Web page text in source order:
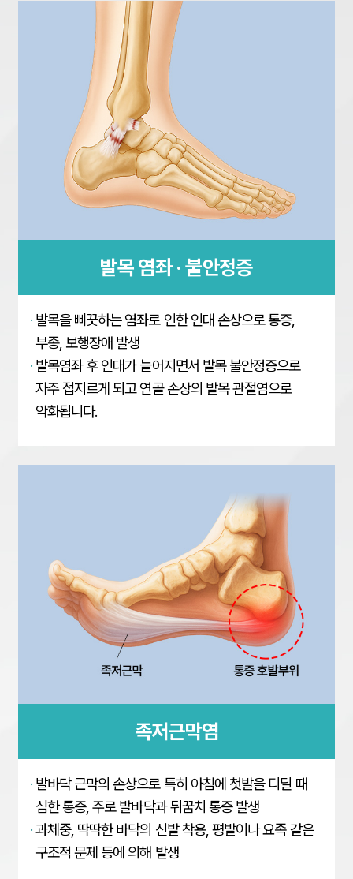
발목 염좌 · 불안정증
· 발목을 삐끗하는 염좌로 인한 인대 손상으로 통증,
부종, 보행장애 발생
· 발목염좌 후 인대가 늘어지면서 발목 불안정증으로
자주접지르게 되고 연골 손상의 발목 관절염으로
악화됩니다.
족저근막염
· 발바닥 근막의 손상으로 특히 아침에 첫발을 디딜 때
심한 통증,주로 발바닥과 뒤꿈치 통증 발생
·과체중, 딱딱한 바닥의 신발 착용, 평발이나 요족 같은
구조적 문제 등에 의해 발생